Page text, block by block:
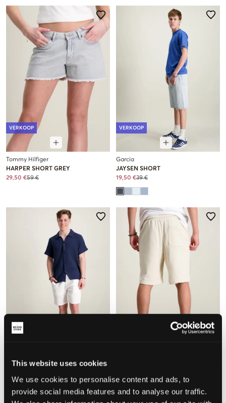
This website uses cookies
We use cookies to personalise content and ads, to
provide social media features and to analyse our traffic.
VERKOOP
Tommy Hilfiger
HARPER SHORT GREY
29,50 €59 €
VERKOOP
Garcia
JAYSEN SHORT
19,50 €39 €
VERKOOP
RYVLS
19,50 € 39 €
MID JNR
22 €